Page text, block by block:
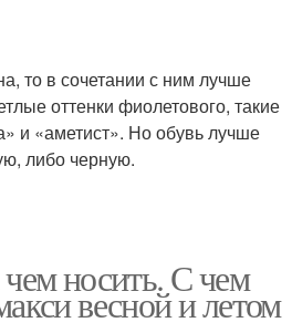
то в сочетании с ним лучше
оттенки фиолетового, такие
и «аметист». Но обувь лучше
либо черную.
носить. С чем
весной и летом